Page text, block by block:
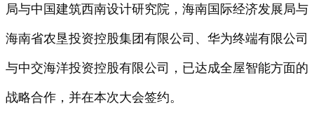
局与中国建筑西南设计研究院，海南国际经济发展局与
海南省农垦投资控股集团有限公司、华为终端有限公司
与中交海洋投资控股有限公司，已达成全屋智能方面的
战略合作，并在本次大会签约。